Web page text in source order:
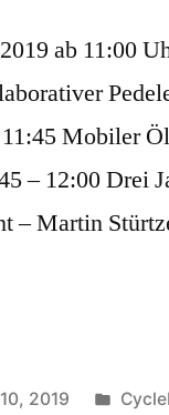
ab 11:00
Mobiler
– 12:00 Drei
– Martin
2019